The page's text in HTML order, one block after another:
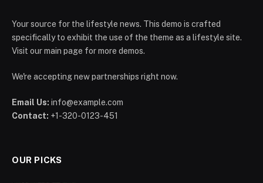
Your source for the lifestyle news. This demo is crafted
specifically to exhibit the use of the theme as a lifestyle site.
Visit our main page for more demos.
We're accepting new partnerships right now.
Email Us: info@example.com
Contact: +1-320-0123-451
OUR PICKS